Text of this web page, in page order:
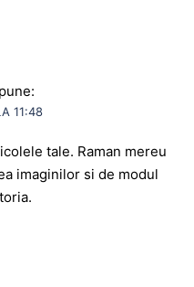
11:48
tale. Raman mereu
imaginilor si de modul